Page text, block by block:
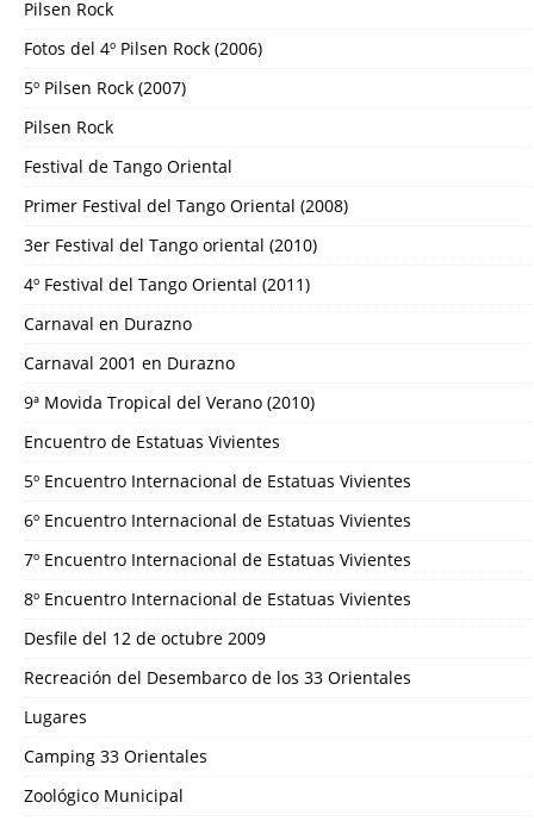
Pilsen Rock
Fotos del 4º Pilsen Rock (2006)
5º Pilsen Rock (2007)
Pilsen Rock
Festival de Tango Oriental
Primer Festival del Tango Oriental (2008)
3er Festival del Tango oriental (2010)
4º Festival del Tango Oriental (2011)
Carnaval en Durazno
Carnaval 2001 en Durazno
9ª Movida Tropical del Verano (2010)
Encuentro de Estatuas Vivientes
5º Encuentro Internacional de Estatuas Vivientes
6º Encuentro Internacional de Estatuas Vivientes
7º Encuentro Internacional de Estatuas Vivientes
8º Encuentro Internacional de Estatuas Vivientes
Desfile del 12 de octubre 2009
Recreación del Desembarco de los 33 Orientales
Lugares
Camping 33 Orientales
Zoológico Municipal